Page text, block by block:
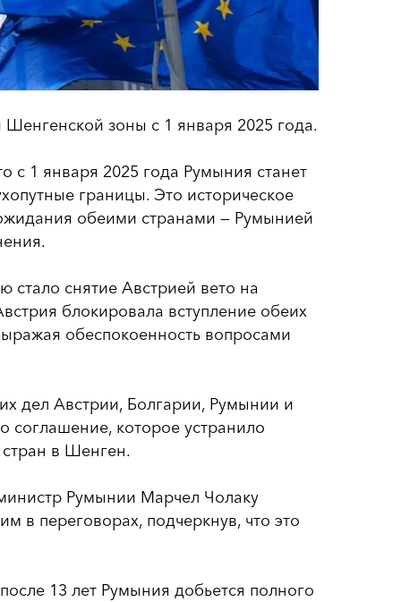
зоны с 1 января 2025 года.
с 1 января 2025 года Румыния станет
границы. Это историческое
обеими странами — Румынией
снятие Австрией вето на
блокировала вступление обеих
обеспокоенность вопросами
дел Австрии, Болгарии, Румынии и
соглашение, которое устранило
стран в Шенген.
Румынии Марчел Чолаку
в переговорах, подчеркнув, что это
13 лет Румыния добьется полного